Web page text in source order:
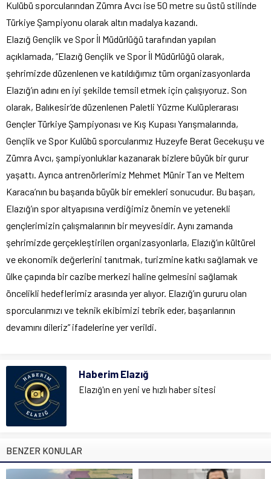
Kulübü sporcularından Zümra Avcı ise 50 metre su üstü stilinde
Türkiye Şampiyonu olarak altın madalya kazandı.
Elazığ Gençlik ve Spor İl Müdürlüğü tarafından yapılan
açıklamada, “Elazığ Gençlik ve Spor İl Müdürlüğü olarak,
şehrimizde düzenlenen ve katıldığımız tüm organizasyonlarda
Elazığ’ın adını en iyi şekilde temsil etmek için çalışıyoruz. Son
olarak, Balıkesir’de düzenlenen Paletli Yüzme Kulüplerarası
Gençler Türkiye Şampiyonası ve Kış Kupası Yarışmalarında,
Gençlik ve Spor Kulübü sporcularımız Huzeyfe Berat Gecekuşu ve
Zümra Avcı, şampiyonluklar kazanarak bizlere büyük bir gurur
yaşattı. Ayrıca antrenörlerimiz Mehmet Münir Tan ve Meltem
Karaca’nın bu başarıda büyük bir emekleri sonucudur. Bu başarı,
Elazığ’ın spor altyapısına verdiğimiz önemin ve yetenekli
gençlerimizin çalışmalarının bir meyvesidir. Aynı zamanda
şehrimizde gerçekleştirilen organizasyonlarla, Elazığ’ın kültürel
ve ekonomik değerlerini tanıtmak, turizmine katkı sağlamak ve
ülke çapında bir cazibe merkezi haline gelmesini sağlamak
öncelikli hedeflerimiz arasında yer alıyor. Elazığ’ın gururu olan
sporcularımızı ve teknik ekibimizi tebrik eder, başarılarının
devamını dileriz” ifadelerine yer verildi.
Haberim Elazığ
Elazığ'ın en yeni ve hızlı haber sitesi
BENZER KONULAR